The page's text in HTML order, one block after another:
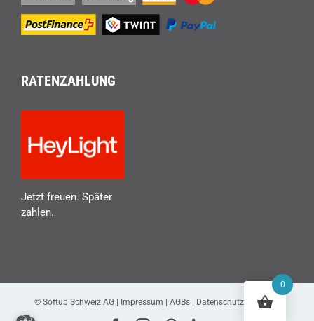
RATENZAHLUNG
Jetzt freuen. Später
zahlen.
© Softub Schweiz AG | Impressum AGBs Datenschutzerklärung
0